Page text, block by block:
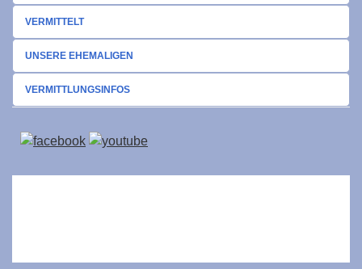
VERMITTELT
UNSERE EHEMALIGEN
VERMITTLUNGSINFOS